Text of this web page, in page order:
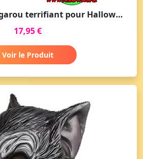
Masque de loup-garou terrifiant pour Halloween
17,95 €
Voir le Produit